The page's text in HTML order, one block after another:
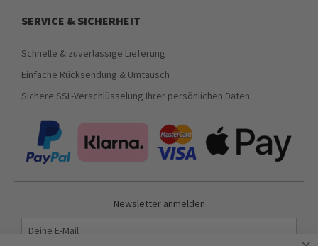
SERVICE & SICHERHEIT
Schnelle & zuverlässige Lieferung
Einfache Rücksendung & Umtausch
Sichere SSL-Verschlüsselung Ihrer persönlichen Daten
Newsletter anmelden